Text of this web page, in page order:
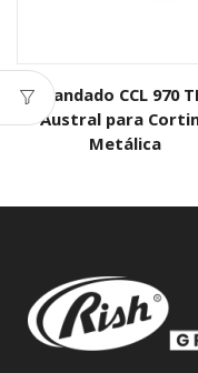
Candado CCL 970
Austral para
Metálica